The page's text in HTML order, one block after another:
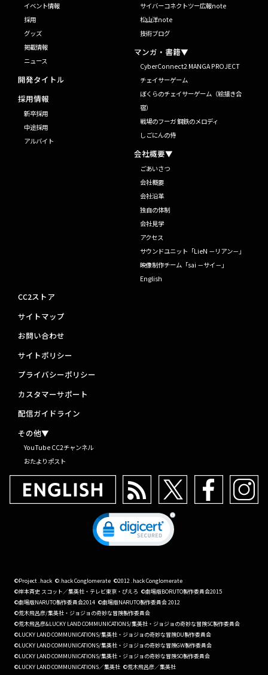
イベント情報
採用
グッズ
掲載情報
ニュース
開発タイトル
採用情報
新卒採用
中途採用
アルバイト
サイバーコネクトツー広報note
松山洋note
技術ブログ
マンガ・書籍▼
CyberConnect2 MANGA PROJECT
チェイサーゲーム
ぼくらのチェイサーゲーム（絵描き合
宿）
戦場のフーガ 鋼鉄のメロディ
しごにんの侍
会社概要▼
ごあいさつ
会社概要
会社沿革
独自の体制
会社見学
アクセス
サウンドユニット「LieN －リアン－」
映像制作チーム「sai －サイ－」
English
CC2ストア
サイトマップ
お問い合わせ
サイトポリシー
プライバシーポリシー
カスタマーサポート
配信ガイドライン
その他▼
YouTube CC2チャンネル
おたよりポスト
©Project .hack ©.hack Conglomerate ©2012 .hack Conglomerate
©岸本斉史 スコット／集英社・テレビ東京・ぴえろ ©劇場版BORUTO製作委員会2015
©劇場版NARUTO製作委員会2014 ©劇場版NARUTO製作委員会 2012
©荒木飛呂彦/集英社・ジョジョの奇妙な冒険製作委員会
©荒木飛呂彦&LUCKY LAND COMMUNICATIONS/集英社・ジョジョの奇妙な冒険SC製作委員会
©LUCKY LAND COMMUNICATIONS/集英社・ジョジョの奇妙な冒険DU製作委員会
©LUCKY LAND COMMUNICATIONS/集英社・ジョジョの奇妙な冒険GW製作委員会
©LUCKY LAND COMMUNICATIONS/集英社・ジョジョの奇妙な冒険SO製作委員会
©LUCKY LAND COMMUNICATIONS／集英社 ©荒木飛呂彦／集英社